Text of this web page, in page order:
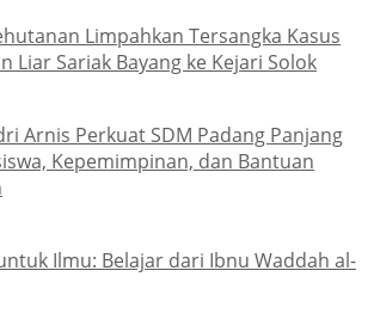
Limpahkan Tersangka Kasus
Liar Sariak Bayang ke Kejari Solok
Arnis Perkuat SDM Padang Panjang
Kepemimpinan, dan Bantuan
Ilmu: Belajar dari Ibnu Waddah al-